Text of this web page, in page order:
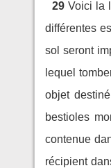
29 Voici la
différentes
sol seront
lequel
objet
bestioles
contenue
récipient